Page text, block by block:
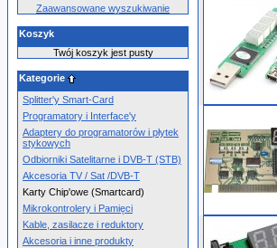
Zaawansowane wyszukiwanie
Koszyk
Twój koszyk jest pusty
Kategorie
Splitter'y Smart-Card
Programatory i Interface'y
Adaptery do programatorów i płytek
stykowych
Odbiorniki Satelitarne i DVB-T (STB)
Akcesoria TV / Sat /DVB-T
Karty Chip'owe (Smartcard)
Mikrokontrolery i Pamięci
Kable, zasilacze i reduktory
Akcesoria i inne produkty